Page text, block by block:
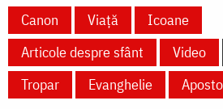
Canon Viață
Icoane
Articole despre sfânt
Video
Tropar
Evanghelie